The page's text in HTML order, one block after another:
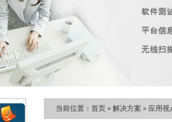
当前位置： 首页 » 解决方案 » 应用视